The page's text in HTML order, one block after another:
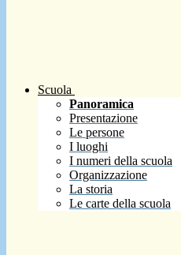
Scuola
Panoramica
Presentazione
Le persone
I luoghi
I numeri della scuola
Organizzazione
La storia
Le carte della scuola